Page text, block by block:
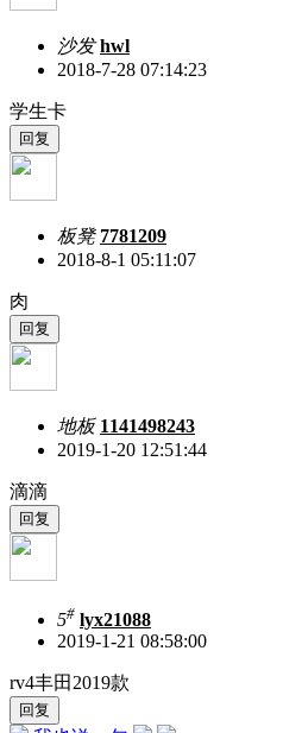
沙发 hwl
2018-7-28 07:14:23
学生卡
板凳 7781209
2018-8-1 05:11:07
肉
地板 1141498243
2019-1-20 12:51:44
滴滴
5# lyx21088
2019-1-21 08:58:00
rv4丰田2019款